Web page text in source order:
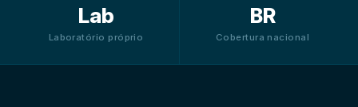
Lab
Laboratório próprio
BR
Cobertura nacional